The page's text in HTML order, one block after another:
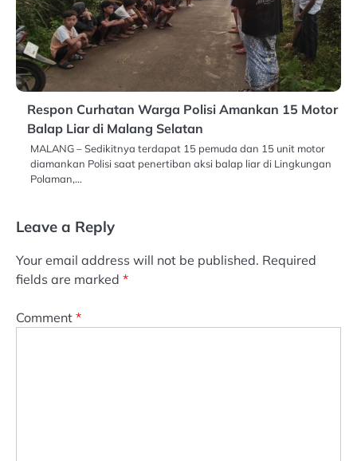
Respon Curhatan Warga Polisi Amankan 15 Motor
Balap Liar di Malang Selatan
MALANG – Sedikitnya terdapat 15 pemuda dan 15 unit motor
diamankan Polisi saat penertiban aksi balap liar di Lingkungan
Polaman,…
Leave a Reply
Your email address will not be published. Required
fields are marked *
Comment *